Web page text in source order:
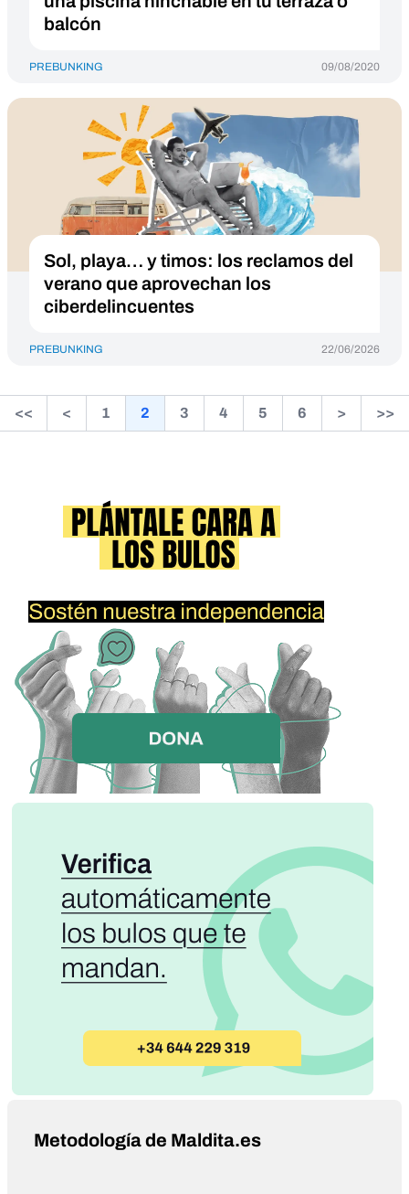
balcón
PREBUNKING 09/08/2020
Sol, playa… y timos: los reclamos del
verano que aprovechan los
ciberdelincuentes
PREBUNKING 22/06/2026
<< < 1 2 3 4 5 6 > >>
Metodología de Maldita.es